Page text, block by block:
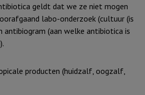
geldt dat we ze niet mogen
labo-onderzoek (cultuur (is
antibiogram (aan welke antibiotica is
producten (huidzalf, oogzalf,